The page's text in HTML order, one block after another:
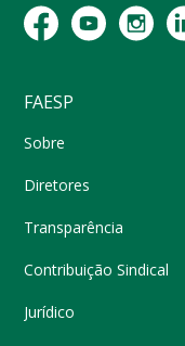
FAESP
Sobre
Diretores
Transparência
Contribuição Sindical
Jurídico